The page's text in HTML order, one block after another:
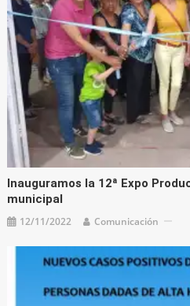
Inauguramos la 12ª Expo
municipal
12/11/2022 Comunicación